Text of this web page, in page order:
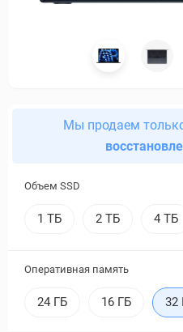
Мы продаем
Объем SSD
1 ТБ 2 ТБ 4 ТБ
Оперативная память
24 ГБ 16 ГБ 32